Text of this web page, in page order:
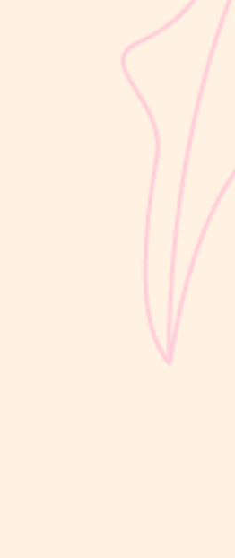
Kehidupan (HPK). Pada tahap ini,
sangat pesat, mulai dari
hingga berinteraksi dengan orang
menjadi salah satu indikator
tumbuh kembang si Kecil berjalan